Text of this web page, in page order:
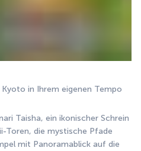
in Ihrem eigenen Tempo
Taisha, ein ikonischer Schrein
Toren, die mystische Pfade
mit Panoramablick auf die